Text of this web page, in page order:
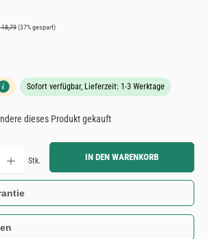
Preis:
18,79(37% gespart)
i Sofort verfügbar, Lieferzeit: 1-3 Werktage
dieses Produkt gekauft
Wert ein oder benutze die Schaltflächen um die Anzahl zu
Stk. IN DEN WARENKORB